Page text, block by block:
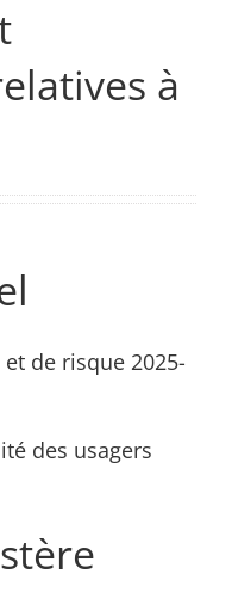
à
de risque 2025-
des usagers